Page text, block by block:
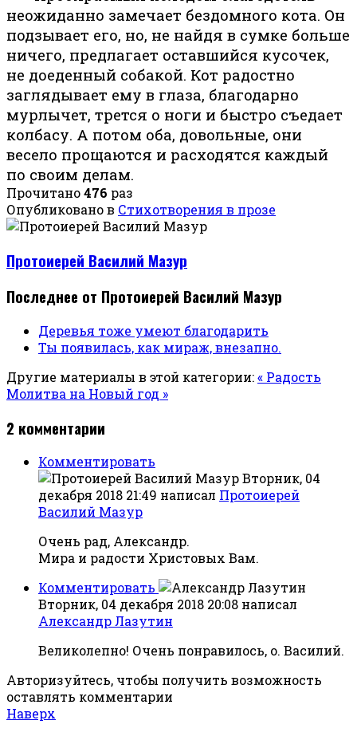
неожиданно замечает бездомного кота. Он
подзывает его, но, не найдя в сумке больше
ничего, предлагает оставшийся кусочек,
не доеденный собакой. Кот радостно
заглядывает ему в глаза, благодарно
мурлычет, трется о ноги и быстро съедает
колбасу. А потом оба, довольные, они
весело прощаются и расходятся каждый
по своим делам.
Прочитано476 раз
Опубликовано в Стихотворения в прозе
Протоиерей Василий Мазур
Последнее от Протоиерей Василий Мазур
Деревья тоже умеют благодарить
Ты появилась, как мираж, внезапно.
Другие материалы в этой категории:« Радость
Молитва на Новый год »
2 комментарии
Комментировать
Вторник, 04
декабря 2018 21:49 написал Протоиерей
Василий Мазур
Очень рад, Александр.
Мира и радости Христовых Вам.
Комментировать
Вторник, 04 декабря 2018 20:08 написал
Александр Лазутин
Великолепно! Очень понравилось, о. Василий.
Авторизуйтесь, чтобы получить возможность
оставлять комментарии
Наверх